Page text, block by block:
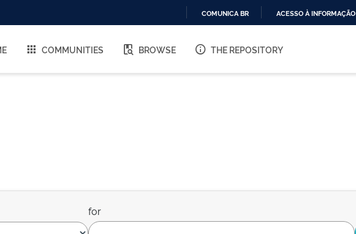
O
COMUNICA BR ACESSO À INFORMAÇÃO
COMMUNITIES BROWSE THE REPOSITORY
for